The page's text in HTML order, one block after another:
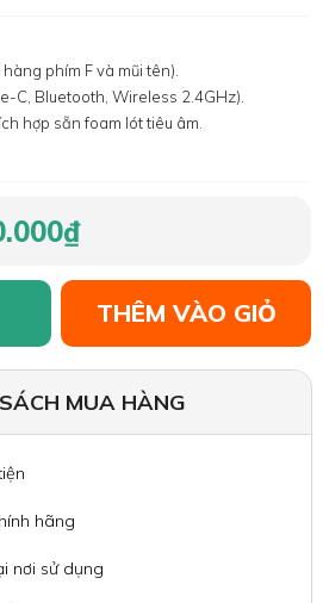
phím F và mũi tên).
C, Bluetooth, Wireless 2.4GHz).
hợp sẵn foam lót tiêu âm.
THÊM VÀO GIỎ
MUA HÀNG
hãng
nơi sử dụng